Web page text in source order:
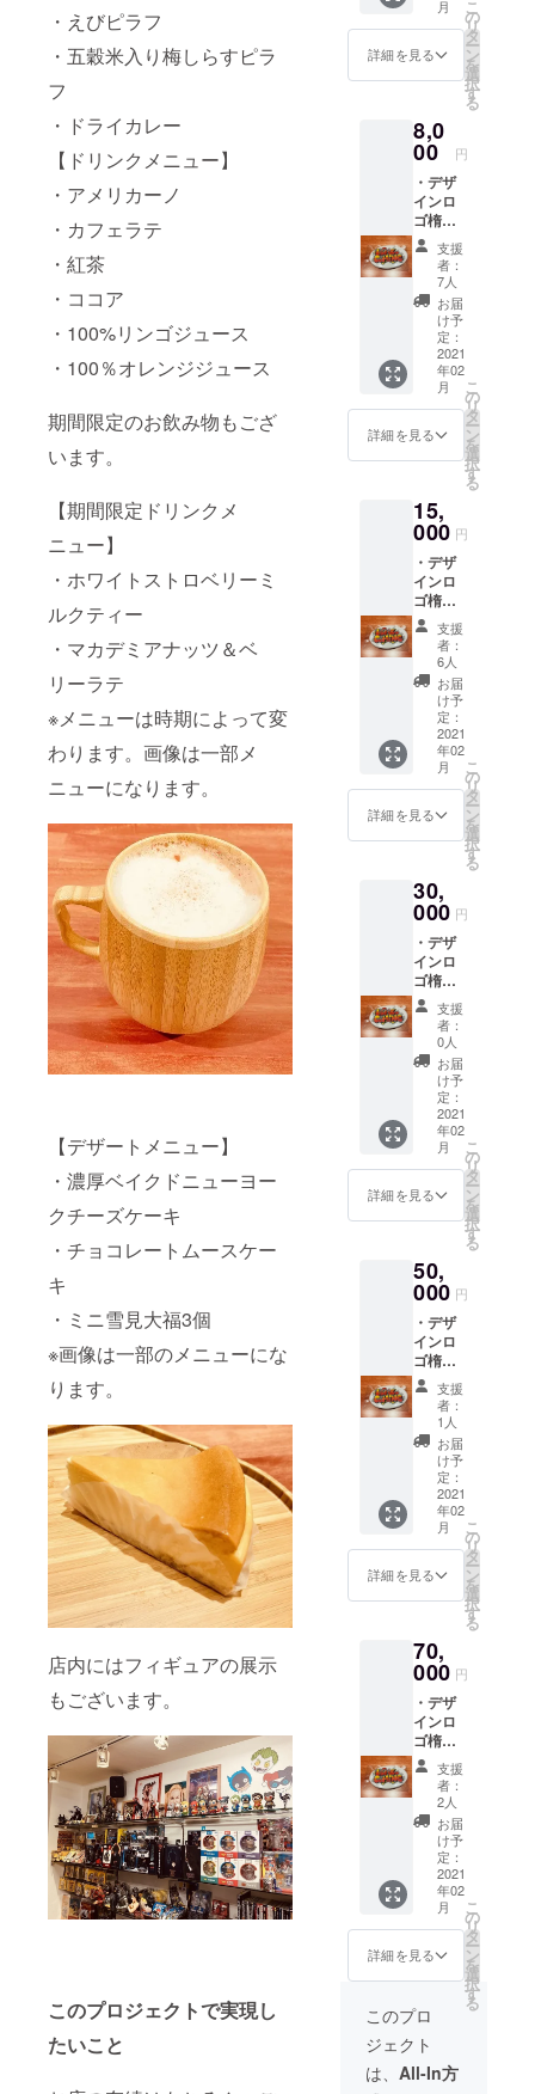
・えびピラフ
・五穀米入り梅しらすピラ
フ
・ドライカレー
【ドリンクメニュー】
・アメリカーノ
・カフェラテ
・紅茶
・ココア
・100%リンゴジュース
・100％オレンジジュース
期間限定のお飲み物もござ
います。
【期間限定ドリンクメ
ニュー】
・ホワイトストロベリーミ
ルクティー
・マカデミアナッツ＆ベ
リーラテ
※メニューは時期によって変
わります。画像は一部メ
ニューになります。
【デザートメニュー】
・濃厚ベイクドニューヨー
クチーズケーキ
・チョコレートムースケー
キ
・ミニ雪見大福3個
※画像は一部のメニューにな
ります。
店内にはフィギュアの展示
もございます。
このプロジェクトで実現し
たいこと
は、1冊
ジほど
の物に
交換券
（有効
期限
ドリン
ク1杯交
（有効
期限
2021年
5月31
日） ※
リーフ
画像は
参考画
像にな
りま
す。
リーフ
クと
は、1冊
の物に
なりま
す。
ジ、
パー
カーと
ンの為
実際の
物と異
なる場
合もご
ざいま
すの
で、予
めご了
承くだ
さい。
・お好
きな
リーフ
コミッ
ク１冊
交換券
5月31
日） ・
ク1杯交
換券
（有効
期限
2021年
5月31
日） ※
リーフ
画像は
参考画
像にな
りま
リーフ
コミッ
22ペー
ジほど
の物に
なりま
す。
インロ
ゴTシャ
ツver.2
（サイ
ズ：
リーサ
イズ）
身丈
72cm /
身幅
55cm/
肩幅
50cm /
袖丈
22cm
） ・デ
ザイン
ロゴマ
グカッ
プ （サ
イズ：
直径
8.2cm x
容量約
350ml
） ※楕
円形缶
バッ
ジ、T
シャツ
、マグ
カップ
ともに
イメー
ジデザ
インの
為 実際
の物と
異なる
場合も
めご了
承くだ
・お好
きな
リーフ
コミッ
ク１冊
交換券
（有効
期限
2021年
5月31
日） ・
ドリン
交換券
（有効
5月31
日） ※
リーフ
画像は
参考画
像にな
りま
す。
リーフ
コミッ
クと
は、1冊
22ペー
ジほど
の物に
す。
月
詳細を見る
こ
の
リ
タ
ー
ン
を
選
択
す
る
8,0
00 円
・デザ
インロ
ゴ楕円
形缶
バッジ
（楕円
形缶
バッジ
70×45
mm）
・デザ
インロ
ゴジッ
プアッ
プパー
カー
ズ：
L（フ
リーサ
イズ）
身丈
71cm /
身幅
58cm /
肩幅
52cm /
袖丈
61cm）
・デザ
インロ
ゴマグ
カップ
（サイ
8.2cm x
高さ
9.5cm
容量約
350ml
） ※楕
円形缶
バッ
ジ、
パー
カー、
マグ
カップ
ともに
イメー
ジデザ
インの
為 実際
ござい
ますの
めご了
承くだ
さい。
・お好
きな
リーフ
コミッ
ク１冊
交換券
（有効
期限
2021年
日） ・
ドリン
（有効
期限
2021年
5月31
日） ※
リーフ
画像は
参考画
像にな
りま
す。
リーフ
コミッ
クと
は、1冊
ジほど
の物に
す。
支援
者：
7人
お届
け予
定：
2021
年02
月
詳細を見る
こ
の
リ
タ
ー
ン
を
選
択
す
る
15,
000 円
・デザ
インロ
ゴ楕円
形缶
バッジ
（楕円
形缶
バッジ
70×45
mm）
・デザ
インロ
ゴキャ
ンバス
ポーチ
（サイ
幅19cm
x 縦幅
13cm x
マチ
6cm）
・デザ
インロ
ゴTシャ
ツver.2
（サイ
ズ：
L（フ
リーサ
イズ）
身丈
72cm /
身幅
袖丈
22cm
） ・デ
ザイン
ロゴ
ジップ
アップ
パー
カー
（サイ
ズ：
L（フ
リーサ
イズ）
身丈
71cm /
身幅
袖丈
61cm）
インロ
ゴマグ
カップ
（サイ
ズ：直
8.2cm x
高さ
9.5cm
容量約
350ml
） ※楕
バッ
ジ、
バス
ポー
チ、T
シャ
支援
者：
6人
お届
け予
定：
2021
年02
月
詳細を見る
こ
の
リ
タ
ー
ン
を
選
択
す
る
30,
000 円
・デザ
インロ
ゴ楕円
形缶
バッジ
（楕円
形缶
バッジ
70×45
mm）
・デザ
インロ
ゴキャ
ンバス
ポーチ
（サイ
幅19cm
x 縦幅
13cm x
マチ
6cm）
・デザ
インロ
ゴTシャ
ツver.2
（サイ
ズ：
L（フ
リーサ
イズ）
身丈
72cm /
身幅
袖丈
22cm
） ・デ
ザイン
ロゴ
ジップ
アップ
パー
カー
（サイ
ズ：
L（フ
リーサ
イズ）
身丈
71cm /
身幅
52cm /
61cm）
・デザ
インロ
支援
者：
0人
お届
け予
定：
2021
年02
月
詳細を見る
こ
の
リ
タ
ー
ン
を
選
択
す
る
50,
000 円
・デザ
インロ
ゴ楕円
形缶
バッジ
（楕円
形缶
バッジ
70×45
mm）
・デザ
インロ
ゴキャ
ンバス
ポーチ
（サイ
幅19cm
x 縦幅
13cm x
マチ
6cm）
・デザ
インロ
ゴTシャ
ツver.2
（サイ
ズ：
L（フ
リーサ
イズ）
身丈
72cm /
身幅
50cm /
袖丈
22cm
） ・デ
ザイン
支援
者：
1人
お届
け予
定：
2021
年02
月
詳細を見る
こ
の
リ
タ
ー
ン
を
選
択
す
る
70,
000 円
・デザ
インロ
ゴ楕円
形缶
バッジ
（楕円
形缶
バッジ
70×45
mm）
・デザ
インロ
ゴキャ
ンバス
ポーチ
（サイ
ズ： 横
幅19cm
x 縦幅
13cm x
マチ
支援
者：
2人
お届
け予
定：
2021
年02
月
詳細を見る
こ
の
リ
タ
ー
ン
を
選
択
す
る
このプロ
ジェクト
は、 All-In方